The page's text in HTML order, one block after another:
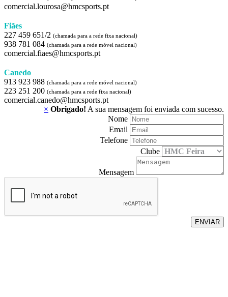
comercial.lourosa@hmcsports.pt
Fiães
227 459 651/2 (chamada para a rede fixa nacional)
938 781 084 (chamada para a rede móvel nacional)
comercial.fiaes@hmcsports.pt
Canedo
913 923 988 (chamada para a rede móvel nacional)
223 251 200 (chamada para a rede fixa nacional)
comercial.canedo@hmcsports.pt
× Obrigado! A sua mensagem foi enviada com sucesso.
Nome
Email
Telefone
Clube
Mensagem
ENVIAR